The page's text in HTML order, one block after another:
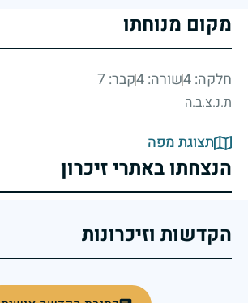
מקום מנוחתו
חלקה: 4 שורה: 4 קבר: 7
ת.נ.צ.ב.ה
תצוגת מפה
הנצחתו באתרי זיכרון
הקדשות וזיכרונות